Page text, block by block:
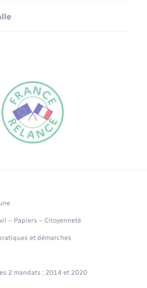
Traduction du
EN
– Papiers – Citoyenneté
et démarches
2 mandats : 2014 et 2020